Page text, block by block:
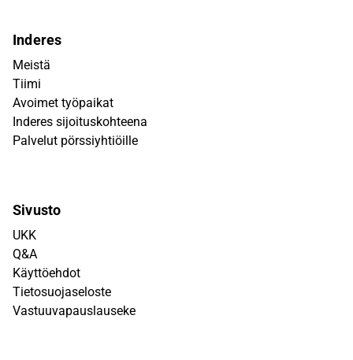
Inderes
Meistä
Tiimi
Avoimet työpaikat
Inderes sijoituskohteena
Palvelut pörssiyhtiöille
Sivusto
UKK
Q&A
Käyttöehdot
Tietosuojaseloste
Vastuuvapauslauseke